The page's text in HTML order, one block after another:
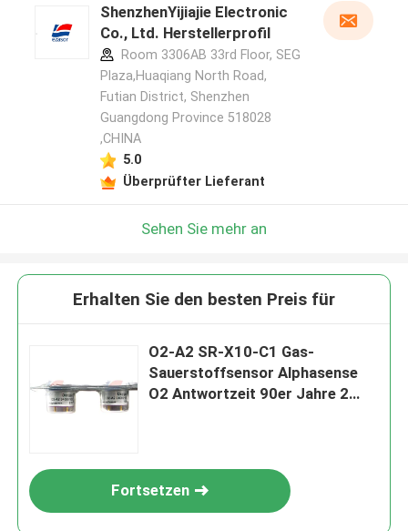
ShenzhenYijiajie Electronic
Co., Ltd. Herstellerprofil
Room 3306AB 33rd Floor, SEG
Plaza,Huaqiang North Road,
Futian District, Shenzhen
Guangdong Province 518028
,CHINA
5.0
Überprüfter Lieferant
Sehen Sie mehr an
Erhalten Sie den besten Preis für
O2-A2 SR-X10-C1 Gas-
Sauerstoffsensor Alphasense
O2 Antwortzeit 90er Jahre 2
Fortsetzen